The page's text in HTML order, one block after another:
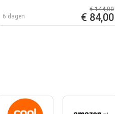
6 dagen
€ 144,00
€ 84,00